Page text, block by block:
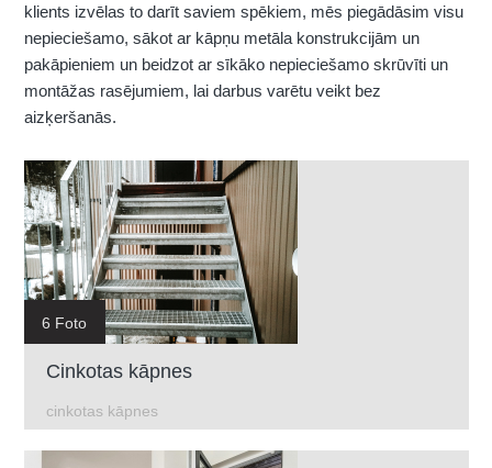
klients izvēlas to darīt saviem spēkiem, mēs piegādāsim visu
nepieciešamo, sākot ar kāpņu metāla konstrukcijām un
pakāpieniem un beidzot ar sīkāko nepieciešamo skrūvīti un
montāžas rasējumiem, lai darbus varētu veikt bez
aizķeršanās.
6 Foto
Cinkotas kāpnes
cinkotas kāpnes